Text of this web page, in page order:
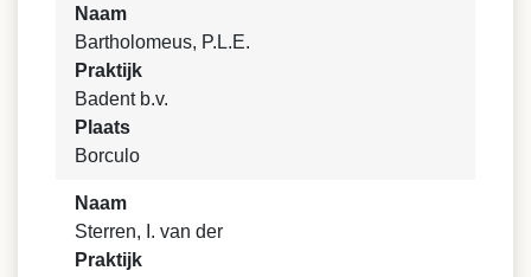
Naam
Bartholomeus, P.L.E.
Praktijk
Badent b.v.
Plaats
Borculo
Naam
Sterren, I. van der
Praktijk